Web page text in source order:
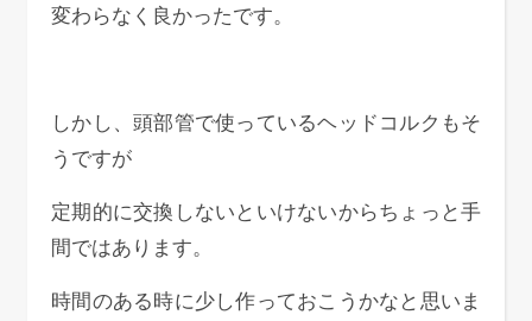
変わらなく良かったです。
しかし、頭部管で使っているヘッドコルクもそ
うですが
定期的に交換しないといけないからちょっと手
間ではあります。
時間のある時に少し作っておこうかなと思いま